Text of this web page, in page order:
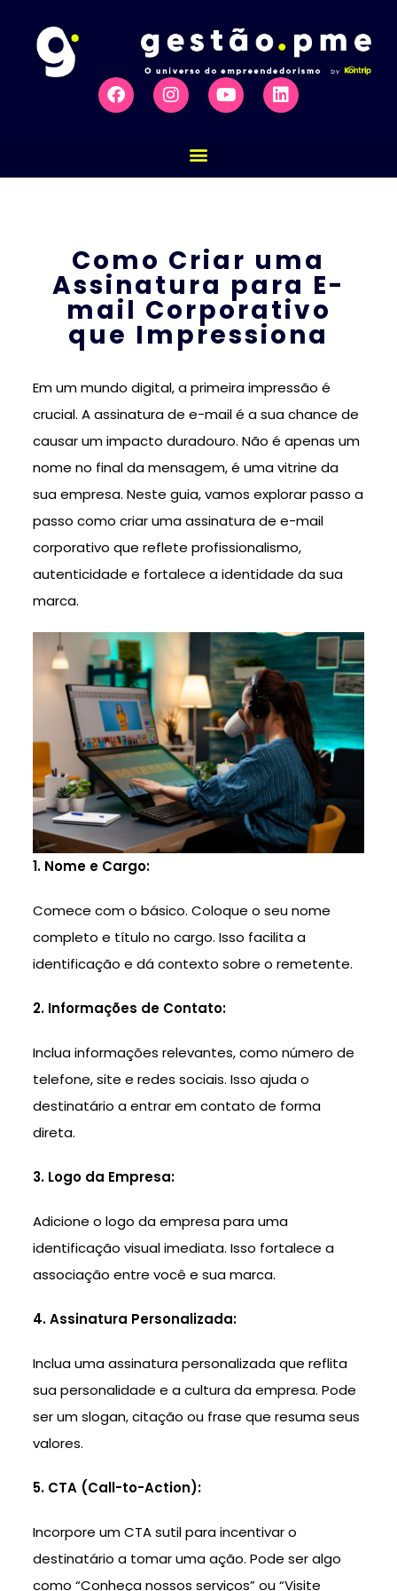
Como Criar uma
Assinatura para E-
mail Corporativo
que Impressiona
Em um mundo digital, a primeira impressão é
crucial. A assinatura de e-mail é a sua chance de
causar um impacto duradouro. Não é apenas um
nome no final da mensagem, é uma vitrine da
sua empresa. Neste guia, vamos explorar passo a
passo como criar uma assinatura de e-mail
corporativo que reflete profissionalismo,
autenticidade e fortalece a identidade da sua
marca.
1. Nome e Cargo:
Comece com o básico. Coloque o seu nome
completo e título no cargo. Isso facilita a
identificação e dá contexto sobre o remetente.
2. Informações de Contato:
Inclua informações relevantes, como número de
telefone, site e redes sociais. Isso ajuda o
destinatário a entrar em contato de forma
direta.
3. Logo da Empresa:
Adicione o logo da empresa para uma
identificação visual imediata. Isso fortalece a
associação entre você e sua marca.
4. Assinatura Personalizada:
Inclua uma assinatura personalizada que reflita
sua personalidade e a cultura da empresa. Pode
ser um slogan, citação ou frase que resuma seus
valores.
5. CTA (Call-to-Action):
Incorpore um CTA sutil para incentivar o
destinatário a tomar uma ação. Pode ser algo
como “Conheça nossos serviços” ou “Visite